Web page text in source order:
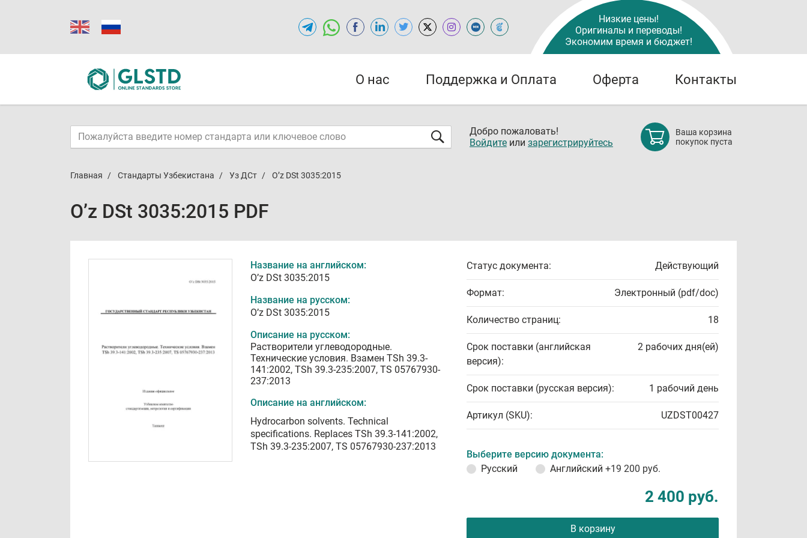
Низкие цены!
Оригиналы и переводы!
Экономим время и бюджет!
О нас Поддержка и Оплата Оферта Контакты
Добро пожаловать!
Войдите или зарегистрируйтесь
Ваша корзина
покупок пуста
Главная Стандарты Узбекистана Уз ДСт O’z DSt 3035:2015
O’z DSt 3035:2015 PDF
Название на английском:
O’z DSt 3035:2015
Название на русском:
O’z DSt 3035:2015
Описание на русском:
Растворители углеводородные.
Технические условия. Взамен TSh 39.3-
141:2002, TSh 39.3-235:2007, TS 05767930-
237:2013
Описание на английском:
Hydrocarbon solvents. Technical
specifications. Replaces TSh 39.3-141:2002,
TSh 39.3-235:2007, TS 05767930-237:2013
Статус документа: Действующий
Формат: Электронный (pdf/doc)
Количество страниц: 18
Срок поставки (английская
версия):
2 рабочих дня(ей)
Срок поставки (русская версия): 1 рабочий день
Артикул (SKU): UZDST00427
Выберите версию документа:
Русский
Английский +19 200 руб.
2 400 руб.
В корзину